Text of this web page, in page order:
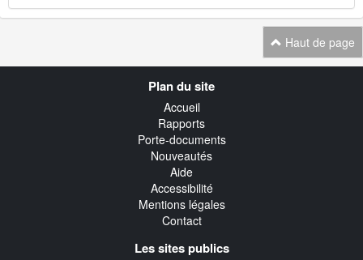
Haut de page
Plan du site
Accueil
Rapports
Porte-documents
Nouveautés
Aide
Accessibilité
Mentions légales
Contact
Les sites publics